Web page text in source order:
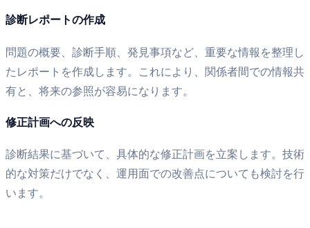
診断レポートの作成
問題の概要、診断手順、発見事項など、重要な情報を整理し
たレポートを作成します。これにより、関係者間での情報共
有と、将来の参照が容易になります。
修正計画への反映
診断結果に基づいて、具体的な修正計画を立案します。技術
的な対策だけでなく、運用面での改善点についても検討を行
います。